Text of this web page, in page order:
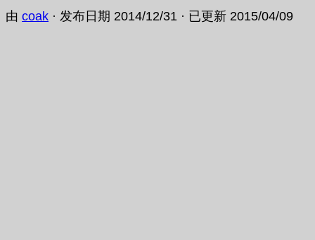
由 coak · 发布日期 2014/12/31 · 已更新 2015/04/09